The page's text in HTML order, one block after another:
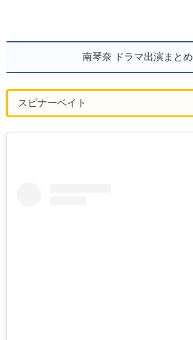
南琴奈 ドラマ出演まとめ
スピナーベイト